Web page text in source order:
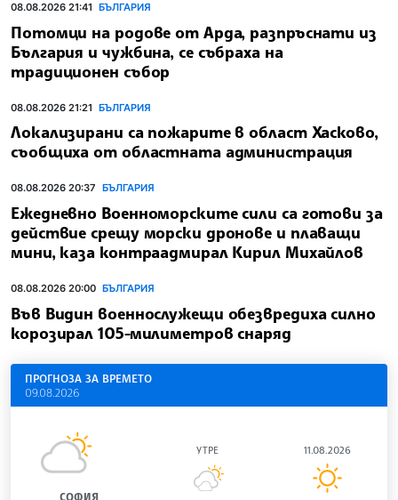
08.08.2026 21:41 БЪЛГАРИЯ
Потомци на родове от Арда, разпръснати из
България и чужбина, се събраха на
традиционен събор
08.08.2026 21:21 БЪЛГАРИЯ
Локализирани са пожарите в област Хасково,
съобщиха от областната администрация
08.08.2026 20:37 БЪЛГАРИЯ
Ежедневно Военноморските сили са готови за
действие срещу морски дронове и плаващи
мини, каза контраадмирал Кирил Михайлов
08.08.2026 20:00 БЪЛГАРИЯ
Във Видин военнослужещи обезвредиха силно
корозирал 105-милиметров снаряд
ПРОГНОЗА ЗА ВРЕМЕТО
09.08.2026
СОФИЯ
УТРЕ 11.08.2026